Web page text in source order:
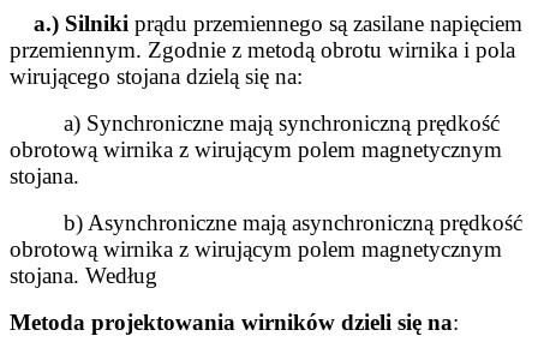
a.) Silniki prądu przemiennego są zasilane napięciem
przemiennym. Zgodnie z metodą obrotu wirnika i pola
wirującego stojana dzielą się na:
a) Synchroniczne mają synchroniczną prędkość
obrotową wirnika z wirującym polem magnetycznym
stojana.
b) Asynchroniczne mają asynchroniczną prędkość
obrotową wirnika z wirującym polem magnetycznym
stojana. Według
Metoda projektowania wirników dzieli się na: